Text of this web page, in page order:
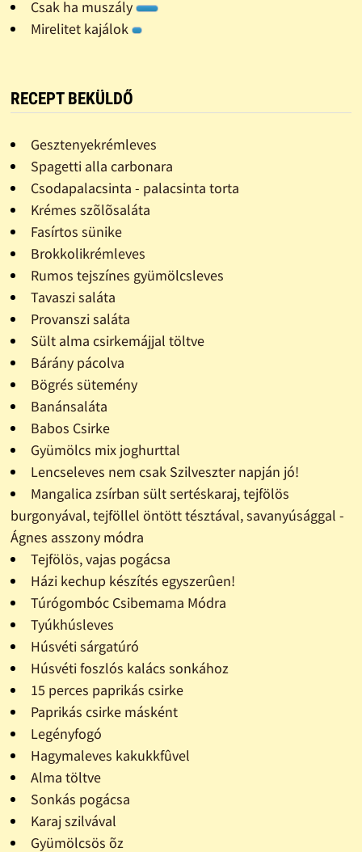
Csak ha muszály
Mirelitet kajálok
RECEPT BEKÜLDŐ
Gesztenyekrémleves
Spagetti alla carbonara
Csodapalacsinta - palacsinta torta
Krémes szõlõsaláta
Fasírtos sünike
Brokkolikrémleves
Rumos tejszínes gyümölcsleves
Tavaszi saláta
Provanszi saláta
Sült alma csirkemájjal töltve
Bárány pácolva
Bögrés sütemény
Banánsaláta
Babos Csirke
Gyümölcs mix joghurttal
Lencseleves nem csak Szilveszter napján jó!
Mangalica zsírban sült sertéskaraj, tejfölös
burgonyával, tejföllel öntött tésztával, savanyúsággal -
Ágnes asszony módra
Tejfölös, vajas pogácsa
Házi kechup készítés egyszerûen!
Túrógombóc Csibemama Módra
Tyúkhúsleves
Húsvéti sárgatúró
Húsvéti foszlós kalács sonkához
15 perces paprikás csirke
Paprikás csirke másként
Legényfogó
Hagymaleves kakukkfûvel
Alma töltve
Sonkás pogácsa
Karaj szilvával
Gyümölcsös õz